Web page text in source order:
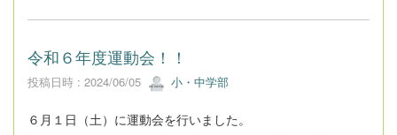
令和６年度運動会！！
投稿日時 : 2024/06/05 小・中学部
６月１日（土）に運動会を行いました。